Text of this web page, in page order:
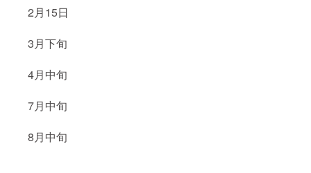
2月15日
3月下旬
4月中旬
7月中旬
8月中旬